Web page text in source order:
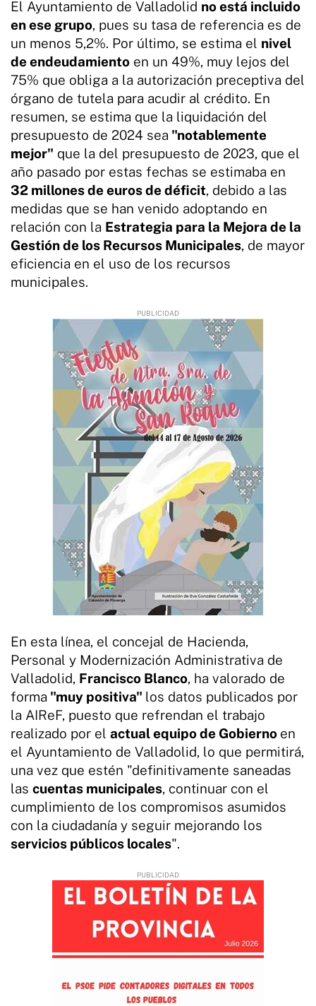
El Ayuntamiento de Valladolid no está incluido
en ese grupo, pues su tasa de referencia es de
un menos 5,2%. Por último, se estima el nivel
de endeudamiento en un 49%, muy lejos del
75% que obliga a la autorización preceptiva del
órgano de tutela para acudir al crédito. En
resumen, se estima que la liquidación del
presupuesto de 2024 sea "notablemente
mejor" que la del presupuesto de 2023, que el
año pasado por estas fechas se estimaba en
32 millones de euros de déficit, debido a las
medidas que se han venido adoptando en
relación con la Estrategia para la Mejora de la
Gestión de los Recursos Municipales, de mayor
eficiencia en el uso de los recursos
municipales.
En esta línea, el concejal de Hacienda,
Personal y Modernización Administrativa de
Valladolid, Francisco Blanco, ha valorado de
forma "muy positiva" los datos publicados por
la AIReF, puesto que refrendan el trabajo
realizado por el actual equipo de Gobierno en
el Ayuntamiento de Valladolid, lo que permitirá,
una vez que estén "definitivamente saneadas
las cuentas municipales, continuar con el
cumplimiento de los compromisos asumidos
con la ciudadanía y seguir mejorando los
servicios públicos locales".